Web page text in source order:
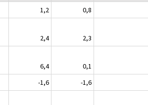
1,2
0,8
2,4
2,3
6,4
0,1
-1,6
-1,6